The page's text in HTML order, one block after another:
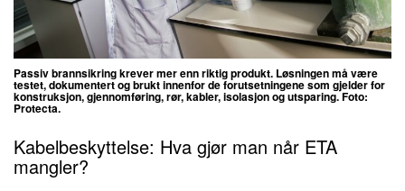
Passiv brannsikring krever mer enn riktig produkt. Løsningen må være
testet, dokumentert og brukt innenfor de forutsetningene som gjelder for
konstruksjon, gjennomføring, rør, kabler, isolasjon og utsparing. Foto:
Protecta.
Kabelbeskyttelse: Hva gjør man når ETA
mangler?